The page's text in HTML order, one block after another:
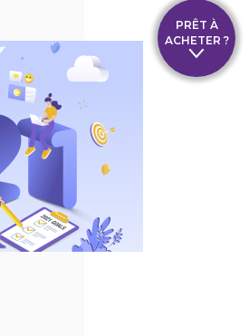
PRÊT À
ACHETER ?